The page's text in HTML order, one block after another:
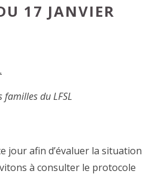
17 JANVIER
familles du LFSL
jour afin d’évaluer la situation
à consulter le protocole